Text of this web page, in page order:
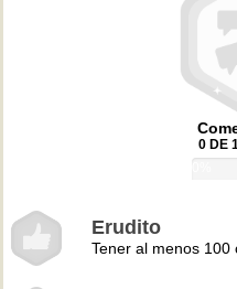
0 DE
Erudito
Tener al menos